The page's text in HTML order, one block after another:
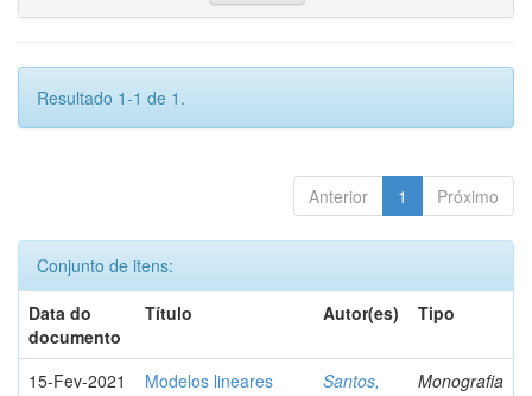
Resultado 1-1 de 1.
Anterior 1 Próximo
Conjunto de itens:
Data do
documento
Título Autor(es) Tipo
15-Fev-2021
Modelos lineares
Santos,
Monografia